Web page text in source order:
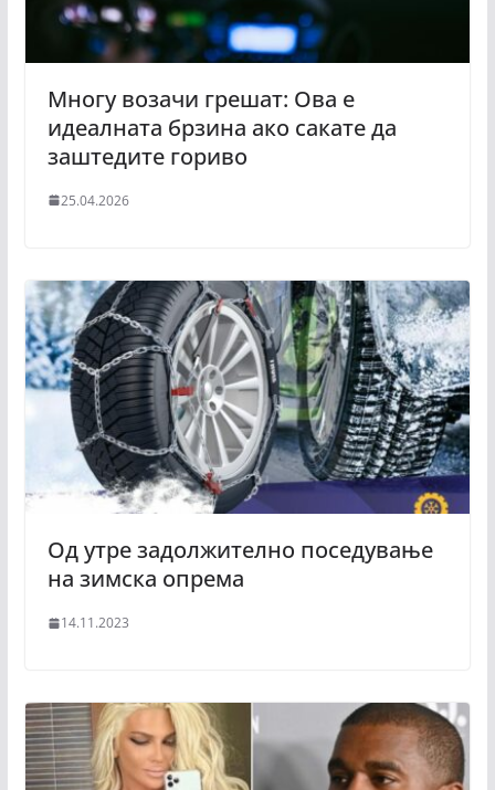
Многу возачи грешат: Ова е
идеалната брзина ако сакате да
заштедите гориво
25.04.2026
Од утре задолжително поседување
на зимска опрема
14.11.2023